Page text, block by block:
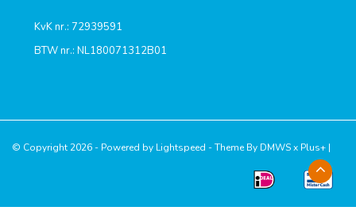
KvK nr.: 72939591
BTW nr.: NL180071312B01
© Copyright 2026 - Powered by Lightspeed - Theme By DMWSx Plus+ |